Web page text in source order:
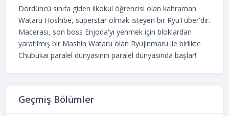
Dördüncü sınıfa giden ilkokul öğrencisi olan kahraman
Wataru Hoshibe, süperstar olmak isteyen bir RyuTuber'dır.
Macerası, son boss Enjoda'yı yenmek için bloklardan
yaratılmış bir Mashin Wataru olan Ryujinmaru ile birlikte
Chubukai paralel dünyasının paralel dünyasında başlar!
Geçmiş Bölümler